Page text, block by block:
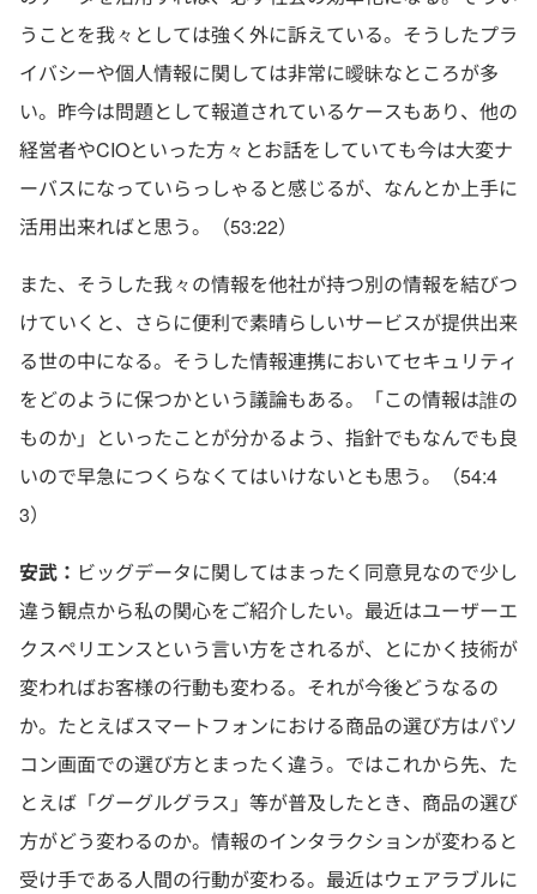
うことを我々としては強く外に訴えている。そうしたプラ
イバシーや個人情報に関しては非常に曖昧なところが多
い。昨今は問題として報道されているケースもあり、他の
経営者やCIOといった方々とお話をしていても今は大変ナ
ーバスになっていらっしゃると感じるが、なんとか上手に
活用出来ればと思う。（53:22）
また、そうした我々の情報を他社が持つ別の情報を結びつ
けていくと、さらに便利で素晴らしいサービスが提供出来
る世の中になる。そうした情報連携においてセキュリティ
をどのように保つかという議論もある。「この情報は誰の
ものか」といったことが分かるよう、指針でもなんでも良
いので早急につくらなくてはいけないとも思う。（54:4
3）
安武： ビッグデータに関してはまったく同意見なので少し
違う観点から私の関心をご紹介したい。最近はユーザーエ
クスペリエンスという言い方をされるが、とにかく技術が
変わればお客様の行動も変わる。それが今後どうなるの
か。たとえばスマートフォンにおける商品の選び方はパソ
コン画面での選び方とまったく違う。ではこれから先、た
とえば「グーグルグラス」等が普及したとき、商品の選び
方がどう変わるのか。情報のインタラクションが変わると
受け手である人間の行動が変わる。最近はウェアラブルに